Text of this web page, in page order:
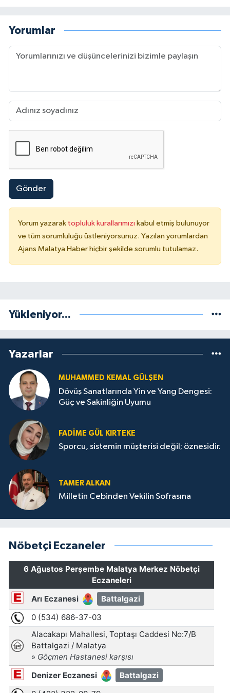
Yorumlar
Gönder
Yorum yazarak topluluk kurallarımızı kabul etmiş bulunuyor
ve tüm sorumluluğu üstleniyorsunuz. Yazılan yorumlardan
Ajans Malatya Haber hiçbir şekilde sorumlu tutulamaz.
Yükleniyor...
Yazarlar
MUHAMMED KEMAL GÜLŞEN
Dövüş Sanatlarında Yin ve Yang Dengesi:
Güç ve Sakinliğin Uyumu
FADIME GÜL KIRTEKE
Sporcu, sistemin müşterisi değil; öznesidir.
TAMER ALKAN
Milletin Cebinden Vekilin Sofrasına
Nöbetçi Eczaneler